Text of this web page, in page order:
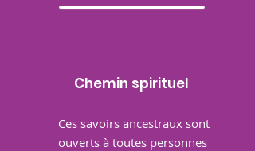
Chemin spirituel
Ces savoirs ancestraux sont
ouverts à toutes personnes